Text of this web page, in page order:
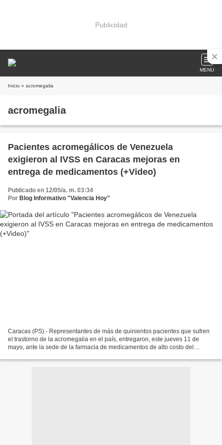
Publicidad
MENU
Inicio » acromegalia
acromegalia
Pacientes acromegálicos de Venezuela
exigieron al IVSS en Caracas mejoras en
entrega de medicamentos (+Video)
Publicado en 12/05/a. m. 03:34
Por Blog Informativo "Valencia Hoy"
Caracas (PS).- Representantes de más de quinientos pacientes que sufren
el trastorno de la acromegalia en el país, entregaron, este jueves 11 de
mayo, ante la sede de la farmacia de medicamentos de alto costo del